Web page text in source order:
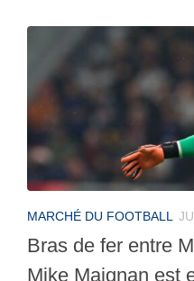
MARCHÉ DU FOOTBALL
Bras de fer entre
Mike Maignan est